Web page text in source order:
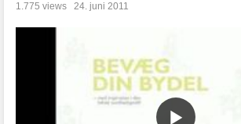
1.775 views 24. juni 2011